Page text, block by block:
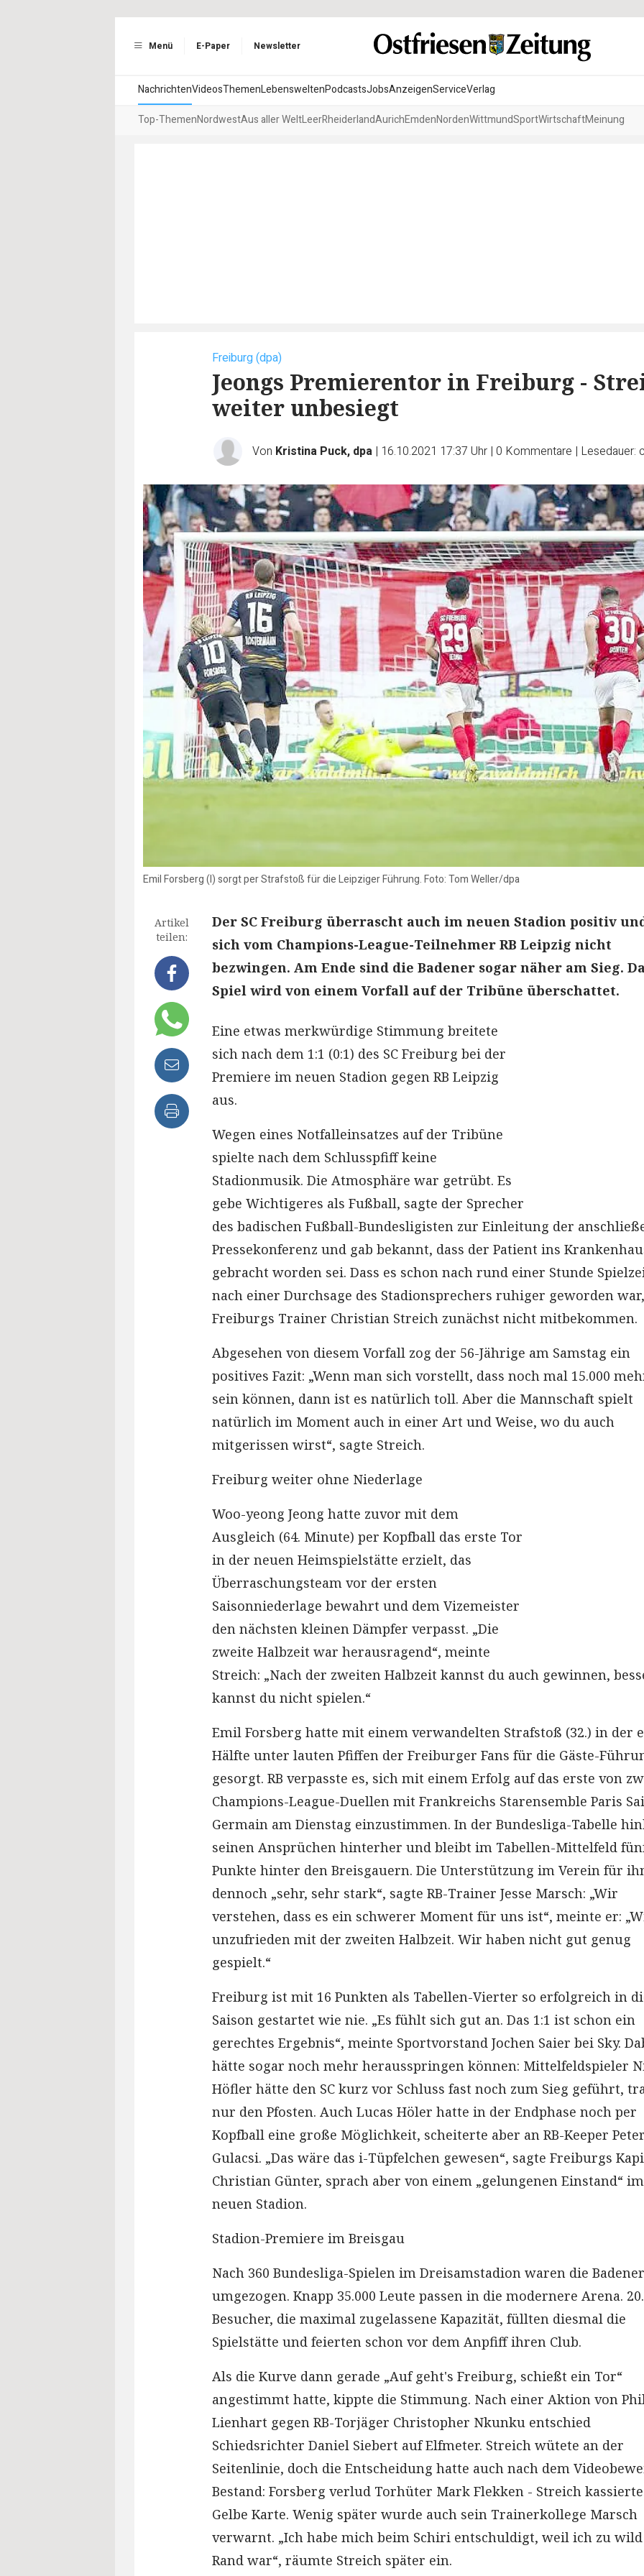
Menü E-Paper Newsletter
NachrichtenVideosThemenLebensweltenPodcastsJobsAnzeigenServiceVerlag
Top-ThemenNordwestAus aller WeltLeerRheiderlandAurichEmdenNordenWittmundSportWirtschaftMeinung
Freiburg (dpa)
Jeongs Premierentor in Freiburg -
weiter unbesiegt
Von Kristina Puck, dpa | 16.10.2021 17:37 Uhr | 0 Kommentare | Lesedauer:
Emil Forsberg (l) sorgt per Strafstoß für die Leipziger Führung. Foto: Tom Weller/dpa
Artikel
teilen:
Der SC Freiburg überrascht auch im neuen Stadion positiv
sich vom Champions-League-Teilnehmer RB Leipzig nicht
bezwingen. Am Ende sind die Badener sogar näher am Sieg.
Spiel wird von einem Vorfall auf der Tribüne überschattet.
Eine etwas merkwürdige Stimmung breitete
sich nach dem 1:1 (0:1) des SC Freiburg bei der
Premiere im neuen Stadion gegen RB Leipzig
aus.
Wegen eines Notfalleinsatzes auf der Tribüne
spielte nach dem Schlusspfiff keine
Stadionmusik. Die Atmosphäre war getrübt. Es
gebe Wichtigeres als Fußball, sagte der Sprecher
des badischen Fußball-Bundesligisten zur Einleitung der
Pressekonferenz und gab bekannt, dass der Patient ins
gebracht worden sei. Dass es schon nach rund einer Stunde
nach einer Durchsage des Stadionsprechers ruhiger geworden
Freiburgs Trainer Christian Streich zunächst nicht mitbekommen.
Abgesehen von diesem Vorfall zog der 56-Jährige am Samstag ein
positives Fazit: „Wenn man sich vorstellt, dass noch mal 15.000
sein können, dann ist es natürlich toll. Aber die Mannschaft spielt
natürlich im Moment auch in einer Art und Weise, wo du auch
mitgerissen wirst“, sagte Streich.
Freiburg weiter ohne Niederlage
Woo-yeong Jeong hatte zuvor mit dem
Ausgleich (64. Minute) per Kopfball das erste Tor
in der neuen Heimspielstätte erzielt, das
Überraschungsteam vor der ersten
Saisonniederlage bewahrt und dem Vizemeister
den nächsten kleinen Dämpfer verpasst. „Die
zweite Halbzeit war herausragend“, meinte
Streich: „Nach der zweiten Halbzeit kannst du auch gewinnen,
kannst du nicht spielen.“
Emil Forsberg hatte mit einem verwandelten Strafstoß (32.) in der
Hälfte unter lauten Pfiffen der Freiburger Fans für die Gäste-
gesorgt. RB verpasste es, sich mit einem Erfolg auf das erste von
Champions-League-Duellen mit Frankreichs Starensemble Paris
Germain am Dienstag einzustimmen. In der Bundesliga-Tabelle
seinen Ansprüchen hinterher und bleibt im Tabellen-Mittelfeld
Punkte hinter den Breisgauern. Die Unterstützung im Verein für
dennoch „sehr, sehr stark“, sagte RB-Trainer Jesse Marsch: „Wir
verstehen, dass es ein schwerer Moment für uns ist“, meinte er:
unzufrieden mit der zweiten Halbzeit. Wir haben nicht gut genug
gespielt.“
Freiburg ist mit 16 Punkten als Tabellen-Vierter so erfolgreich in
Saison gestartet wie nie. „Es fühlt sich gut an. Das 1:1 ist schon ein
gerechtes Ergebnis“, meinte Sportvorstand Jochen Saier bei Sky.
hätte sogar noch mehr herausspringen können: Mittelfeldspieler
Höfler hätte den SC kurz vor Schluss fast noch zum Sieg geführt,
nur den Pfosten. Auch Lucas Höler hatte in der Endphase noch per
Kopfball eine große Möglichkeit, scheiterte aber an RB-Keeper Peter
Gulacsi. „Das wäre das i-Tüpfelchen gewesen“, sagte Freiburgs
Christian Günter, sprach aber von einem „gelungenen Einstand“ im
neuen Stadion.
Stadion-Premiere im Breisgau
Nach 360 Bundesliga-Spielen im Dreisamstadion waren die Badener
umgezogen. Knapp 35.000 Leute passen in die modernere Arena.
Besucher, die maximal zugelassene Kapazität, füllten diesmal die
Spielstätte und feierten schon vor dem Anpfiff ihren Club.
Als die Kurve dann gerade „Auf geht's Freiburg, schießt ein Tor“
angestimmt hatte, kippte die Stimmung. Nach einer Aktion von
Lienhart gegen RB-Torjäger Christopher Nkunku entschied
Schiedsrichter Daniel Siebert auf Elfmeter. Streich wütete an der
Seitenlinie, doch die Entscheidung hatte auch nach dem
Bestand: Forsberg verlud Torhüter Mark Flekken - Streich
Gelbe Karte. Wenig später wurde auch sein Trainerkollege Marsch
verwarnt. „Ich habe mich beim Schiri entschuldigt, weil ich zu wild
Rand war“, räumte Streich später ein.